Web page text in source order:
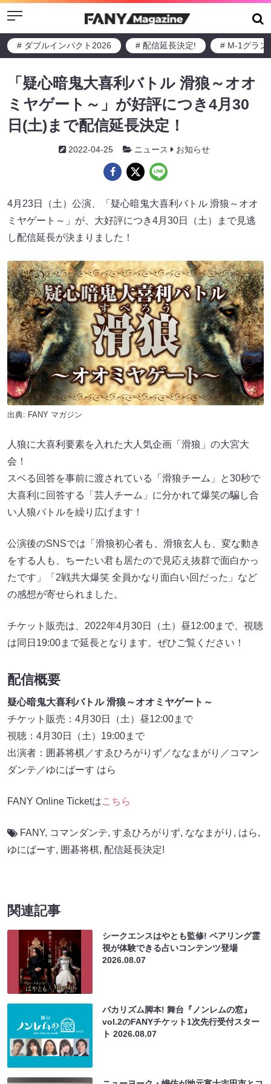
Menu
# ダブルインパクト2026 # 配信延長決定! # M-1グラン
「疑心暗鬼大喜利バトル 滑狼～オオ
ミヤゲート～」が好評につき4月30
日(土)まで配信延長決定！
2022-04-25 ニュース お知らせ
4月23日（土）公演、「疑心暗鬼大喜利バトル 滑狼～オオ
ミヤゲート～」が、大好評につき4月30日（土）まで見逃
し配信延長が決まりました！
出典: FANY マガジン
人狼に大喜利要素を入れた大人気企画「滑狼」の大宮大
会！
スベる回答を事前に渡されている「滑狼チーム」と30秒で
大喜利に回答する「芸人チーム」に分かれて爆笑の騙し合
い人狼バトルを繰り広げます！
公演後のSNSでは「滑狼初心者も、滑狼玄人も、変な動き
をする人も、ちーたい君も居たので見応え抜群で面白かっ
たです」「2戦共大爆笑 全員かなり面白い回だった」など
の感想が寄せられました。
チケット販売は、2022年4月30日（土）昼12:00まで、視聴
は同日19:00まで延長となります。ぜひご覧ください！
配信概要
疑心暗鬼大喜利バトル 滑狼～オオミヤゲート～
チケット販売：4月30日（土）昼12:00まで
視聴：4月30日（土）19:00まで
出演者：囲碁将棋／すゑひろがりず／ななまがり／コマン
ダンテ／ゆにばーす はら
FANY Online Ticketはこちら
FANY, コマンダンテ, すゑひろがりず, ななまがり , はら,
ゆにばーす, 囲碁将棋, 配信延長決定!
関連記事
シークエンスはやとも監修! ペアリング霊
視が体験できる占いコンテンツ登場
2026.08.07
バカリズム脚本! 舞台『ノンレムの窓』
vol.2のFANYチケット1次先行受付スター
ト2026.08.07